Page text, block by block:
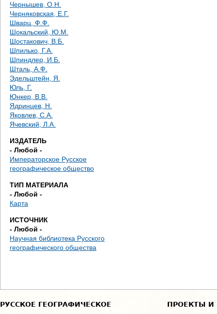
Чернышев, О.Н.
Черняковская, Е.Г.
Шварц, Ф.Ф.
Шокальский, Ю.М.
Шостакович, В.Б.
Шпилько, Г.А.
Шпиндлер, И.Б.
Шталь, А.Ф.
Эдельштейн, Я.
Юль, Г.
Юнкер, В.В.
Ядринцев, Н.
Яковлев, С.А.
Ячевский, Л.А.
ИЗДАТЕЛЬ
- Любой -
Императорское Русское
географическое общество
ТИП МАТЕРИАЛА
- Любой -
Карта
ИСТОЧНИК
- Любой -
Научная библиотека Русского
географического общества
РУССКОЕ ГЕОГРАФИЧЕСКОЕ
ПРОЕКТЫ И